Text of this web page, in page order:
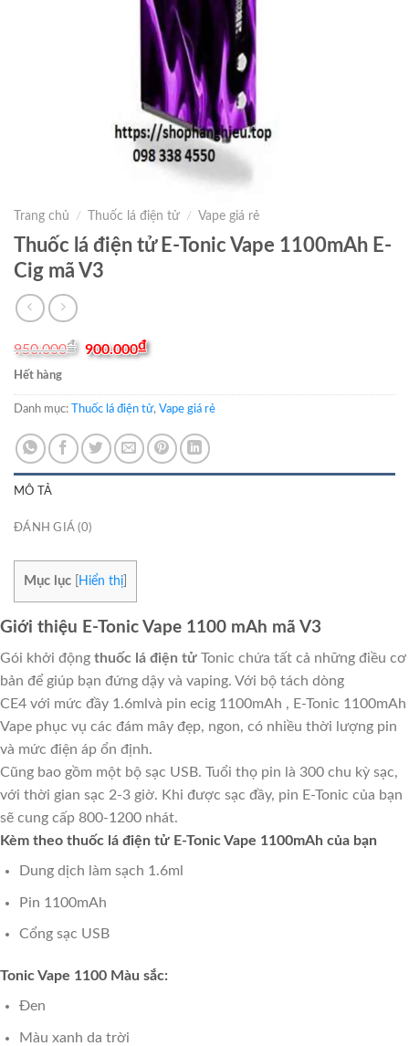
Trang chủ / Thuốc lá điện tử / Vape giá rẻ
Thuốc lá điện tử E-Tonic Vape 1100mAh E-
Cig mã V3
950.000₫
Original
price
900.000₫Current
price
Hết hàng
Danh mục: Thuốc lá điện tử, Vape giá rẻ
MÔ TẢ
ĐÁNH GIÁ (0)
Mục lục Hiển thị
Giới thiệu E-Tonic Vape 1100 mAh mã V3
Gói khởi động thuốc lá điện tử Tonic chứa tất cả những điều cơ
bản để giúp bạn đứng dậy và vaping. Với bộ tách dòng
CE4 với mức đầy 1.6mlvà pin ecig 1100mAh , E-Tonic 1100mAh
Vape phục vụ các đám mây đẹp, ngon, có nhiều thời lượng pin
và mức điện áp ổn định.
Cũng bao gồm một bộ sạc USB. Tuổi thọ pin là 300 chu kỳ sạc,
với thời gian sạc 2-3 giờ. Khi được sạc đầy, pin E-Tonic của bạn
sẽ cung cấp 800-1200 nhát.
Kèm theo thuốc lá điện tử E-Tonic Vape 1100mAh của bạn
Dung dịch làm sạch 1.6ml
Pin 1100mAh
Cổng sạc USB
Tonic Vape 1100 Màu sắc:
Đen
Màu xanh da trời